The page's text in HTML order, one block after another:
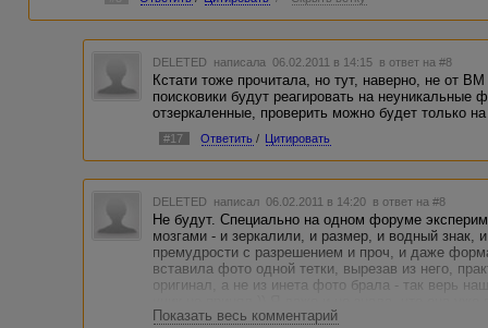
DELETED написала 06.02.2011 в 14:15 в ответ на #8
Кстати тоже прочитала, но тут, наверно, не от ВМ
поисковики будут реагировать на неуникальные
отзеркаленные, проверить можно будет только
#17 Ответить / Цитировать
DELETED написал 06.02.2011 в 14:20 в ответ на #8
Не будут. Специально на одном форуме
мозгами - и зеркалили, и размер, и водный знак,
премудрости с разрешением и проч, и даже
вставила фото одной тетки, вырезав из него,
оригинал, а не из инета фото брала - так верь
случаях были не по одной ее фото, а сразу две
Показать весь комментарий